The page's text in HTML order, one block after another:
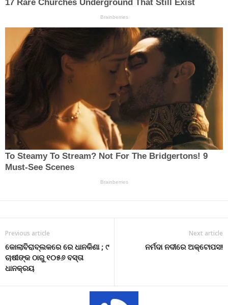
Previous article
କୋଲାବିରାବ୍ଲକରେ ରେ ଧାନକିଣା ; ୯
ଚାଷୀଙ୍କ ଠାରୁ ୧୦୫୬ ବସ୍ତା
ଧାନକ୍ରୟ
Next article
ନର୍ମଦା ନଦୀରେ ଅକ୍ଟୋପସ!